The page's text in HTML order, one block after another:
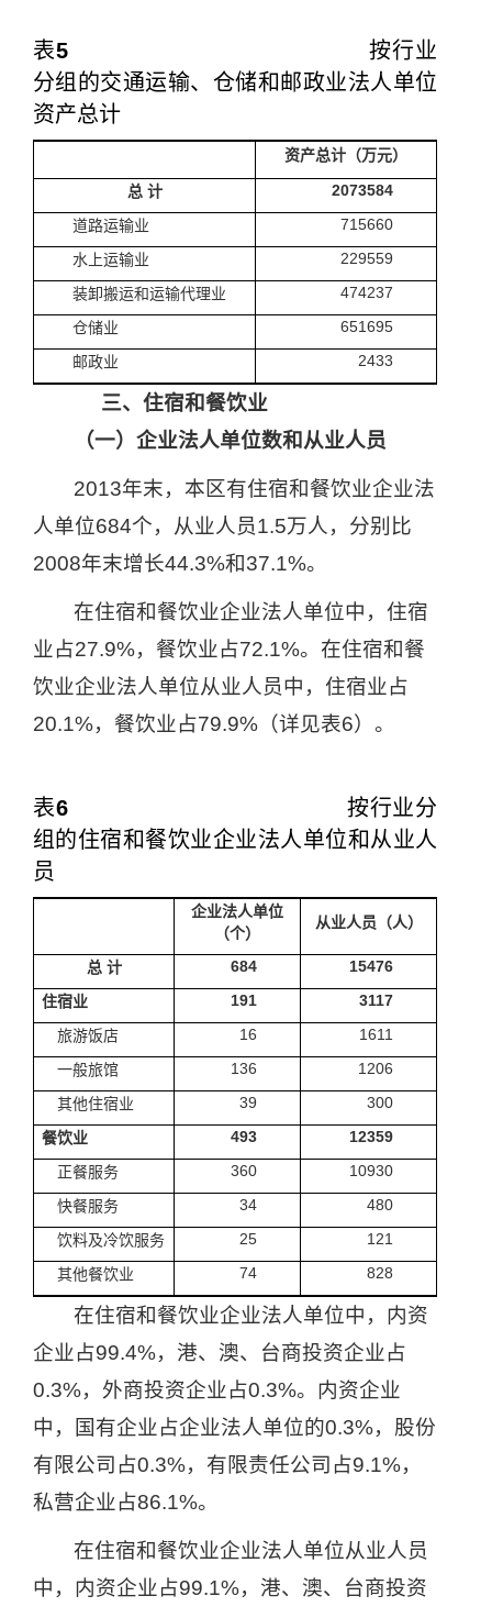
表5
按行业
分组的交通运输、仓储和邮政业法人单位
资产总计
资产总计（万元）
总 计
2073584
道路运输业
715660
水上运输业
229559
装卸搬运和运输代理业
474237
仓储业
651695
邮政业
2433
三、住宿和餐饮业
（一）企业法人单位数和从业人员
2013年末，本区有住宿和餐饮业企业法
人单位684个，从业人员1.5万人，分别比
2008年末增长44.3%和37.1%。
在住宿和餐饮业企业法人单位中，住宿
业占27.9%，餐饮业占72.1%。在住宿和餐
饮业企业法人单位从业人员中，住宿业占
20.1%，餐饮业占79.9% （详见表6）。
表6
按行业分
组的住宿和餐饮业企业法人单位和从业人
员
企业法人单位
（个）
从业人员（人）
总 计 684
15476
住宿业
191
3117
旅游饭店
16
1611
一般旅馆
136
1206
其他住宿业
39
300
餐饮业
493
12359
正餐服务
360
10930
快餐服务
34
480
饮料及冷饮服务
25
121
其他餐饮业
74 828
在住宿和餐饮业企业法人单位中，内资
企业占99.4%，港、澳、台商投资企业占
0.3%，外商投资企业占0.3%。内资企业
中，国有企业占企业法人单位的0.3%，股份
有限公司占0.3%，有限责任公司占9.1%，
私营企业占86.1%。
在住宿和餐饮业企业法人单位从业人员
中，内资企业占99.1%，港、澳、台商投资